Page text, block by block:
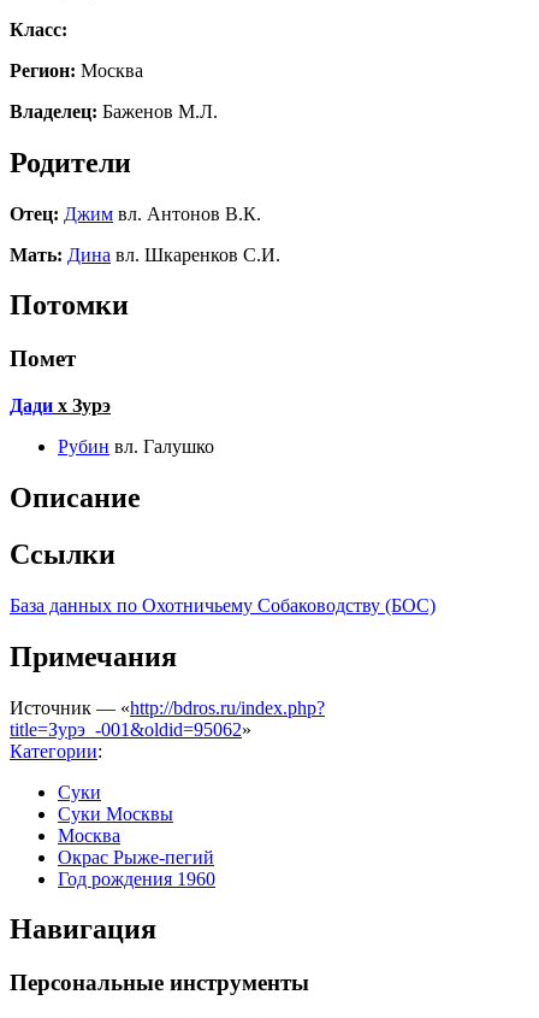
Класс:
Регион: Москва
Владелец: Баженов М.Л.
Родители
Отец: Джим вл. Антонов В.К.
Мать: Дина вл. Шкаренков С.И.
Потомки
Помет
Дади х Зурэ
Рубин вл. Галушко
Описание
Ссылки
База данных по Охотничьему Собаководству (БОС)
Примечания
Источник — «http://bdros.ru/index.php?
title=Зурэ_-001&oldid=95062»
Категории:
Суки
Суки Москвы
Москва
Окрас Рыже-пегий
Год рождения 1960
Навигация
Персональные инструменты